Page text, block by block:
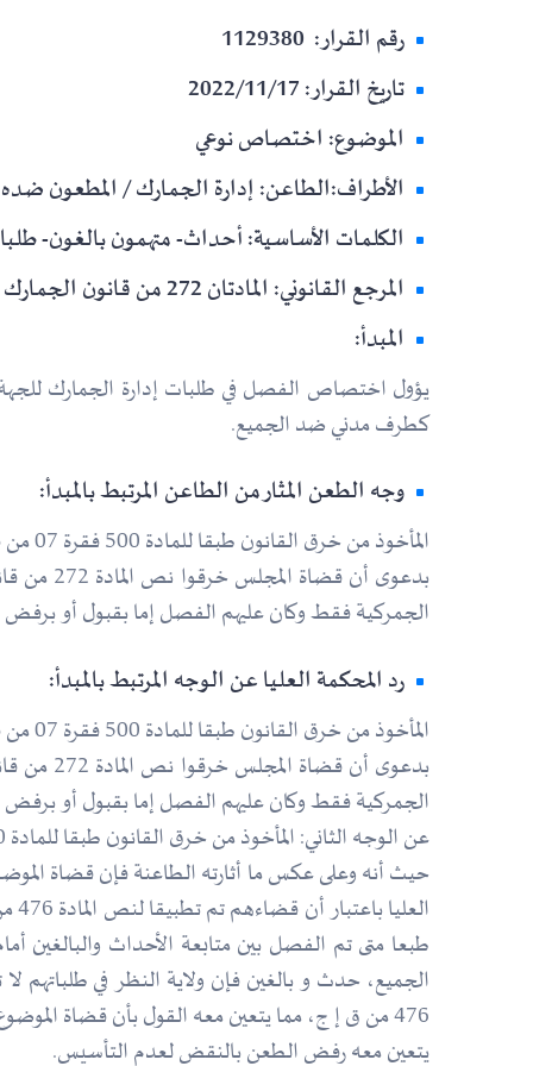
رقم القرار: 1129380
تاريخ القرار: 2022/11/17
الموضوع: اختصاص نوعي
الأطراف:الطاعن: إدارة الجمارك / المطعون
الكلمات الأساسية: أحداث- متهمون بالغون-
المرجع القانوني: المادتان 272 من قانون الجمارك و 476 من قانون الإجراءات الجزائية.
المبدأ:
يؤول اختصاص الفصل في طلبات إدارة الجمارك للجهة
كطرف مدني ضد الجميع.
وجه الطعن المثار من الطاعن المرتبط بالمبدأ:
المأخوذ من خرق القانون طبقا للمادة 500 فقرة 07 من قانون الإجراءات الجزائيةـ
بدعوى
الجمركية فقط وكان عليهم الفصل إما بقبول أو برفض
رد المحكمة العليا عن الوجه المرتبط بالمبدأ:
المأخوذ من خرق القانون طبقا للمادة 500 فقرة 07 من قانون الإجراءات الجزائيةـ
بدعوى
الجمركية فقط وكان عليهم الفصل إما بقبول أو برفض
عن الوجه الثاني: المأخوذ من خرق القانون طبقا للمادة 500 فقرة 07 من قانون الإجراءات الجزائيةـ
طبعا متى تم الفصل بين متابعة الأحداث
الجميع، حدث و بالغين فإن ولاية النظر في
476 من ق إ ج، مما يتعين معه القول بأن قضاة الموضوع طبقوا بقضائهم هذا صحيح القانون، مما
يتعين معه رفض الطعن بالنقض لعدم التأسيس.